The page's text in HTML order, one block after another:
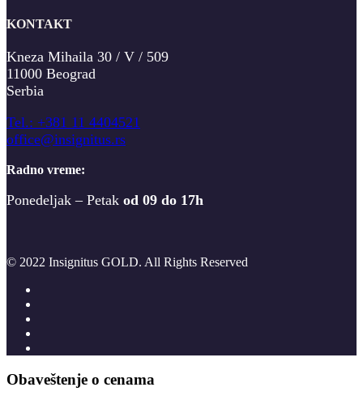
KONTAKT
Kneza Mihaila 30 / V / 509
11000 Beograd
Serbia
Tel.: +381 11 4404521
office@insignitus.rs
Radno vreme:
Ponedeljak – Petak od 09 do 17h
© 2022 Insignitus GOLD. All Rights Reserved
Obaveštenje o cenama